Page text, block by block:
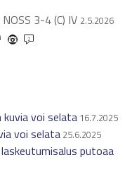
3-4 (C) IV 2.5.2026
2
kuvia voi selata16.7.2025
voi selata 25.6.2025
putoaa